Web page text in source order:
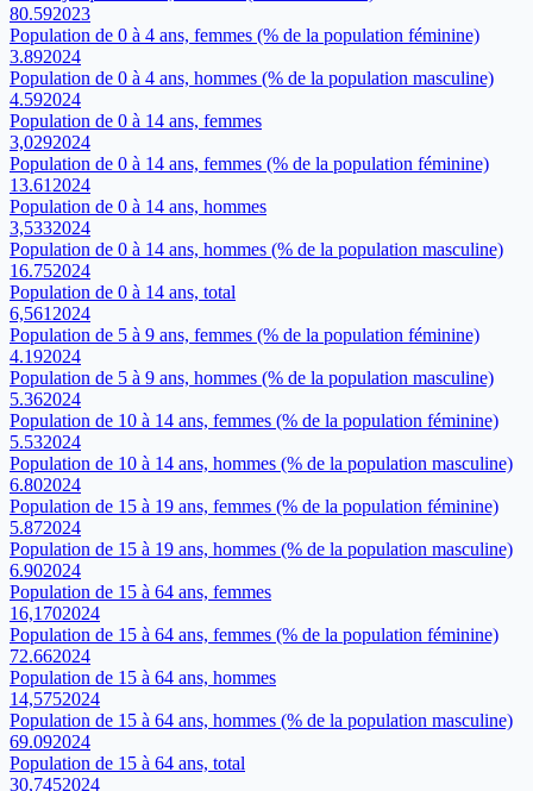
80.592023
Population de 0 à 4 ans, femmes (% de la population féminine)
3.892024
Population de 0 à 4 ans, hommes (% de la population masculine)
4.592024
Population de 0 à 14 ans, femmes
3,0292024
Population de 0 à 14 ans, femmes (% de la population féminine)
13.61 2024
Population de 0 à 14 ans, hommes
3,5332024
Population de 0 à 14 ans, hommes (% de la population masculine)
16.752024
Population de 0 à 14 ans, total
6,561 2024
Population de 5 à 9 ans, femmes (% de la population féminine)
4.192024
Population de 5 à 9 ans, hommes (% de la population masculine)
5.362024
Population de 10 à 14 ans, femmes (% de la population féminine)
5.532024
Population de 10 à 14 ans, hommes (% de la population masculine)
6.802024
Population de 15 à 19 ans, femmes (% de la population féminine)
5.872024
Population de 15 à 19 ans, hommes (% de la population masculine)
6.902024
Population de 15 à 64 ans, femmes
16,1702024
Population de 15 à 64 ans, femmes (% de la population féminine)
72.662024
Population de 15 à 64 ans, hommes
14,5752024
Population de 15 à 64 ans, hommes (% de la population masculine)
69.092024
Population de 15 à 64 ans, total
30,7452024